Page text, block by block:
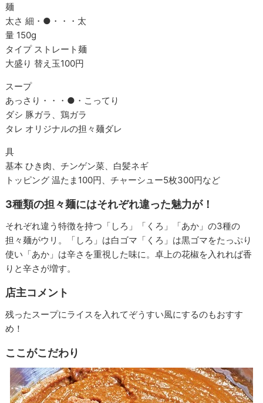
麺
太さ 細・●・・・太
量 150g
タイプ ストレート麺
大盛り 替え玉100円
スープ
あっさり・・・ ● ・こってり
ダシ 豚ガラ、鶏ガラ
タレ オリジナルの担々麺ダレ
具
基本 ひき肉、チンゲン菜、白髪ネギ
トッピング 温たま100円、チャーシュー5枚300円など
3種類の担々麺にはそれぞれ違った魅力が！
それぞれ違う特徴を持つ「しろ」「くろ」「あか」の3種の
担々麺がウリ。「しろ」は白ゴマ「くろ」は黒ゴマをたっぷり
使い「あか」は辛さを重視した味に。卓上の花椒を入れれば香
りと辛さが増す。
店主コメント
残ったスープにライスを入れてぞうすい風にするのもおすす
め！
ここがこだわり